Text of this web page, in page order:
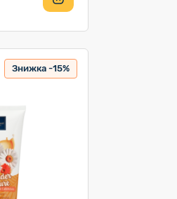
Знижка -15%